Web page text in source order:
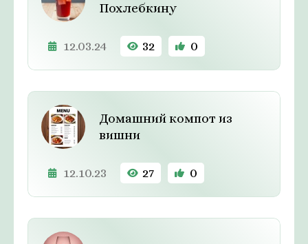
Похлебкину
12.03.24 32 0
Домашний компот из
вишни
12.10.23 27 0